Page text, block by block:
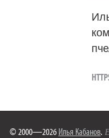
© 2000—2026 Илья Кабанов.